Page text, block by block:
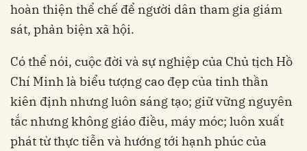
hoàn thiện thể chế để người dân tham gia giám
sát, phản biện xã hội.
Có thể nói, cuộc đời và sự nghiệp của Chủ tịch Hồ
Chí Minh là biểu tượng cao đẹp của tinh thần
kiên định nhưng luôn sáng tạo; giữ vững nguyên
tắc nhưng không giáo điều, máy móc; luôn xuất
phát từ thực tiễn và hướng tới hạnh phúc của